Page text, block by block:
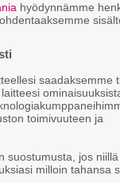
hyödynnämme
saadaksemme
toimivuuteen ja
suostumusta, jos
milloin tahansa